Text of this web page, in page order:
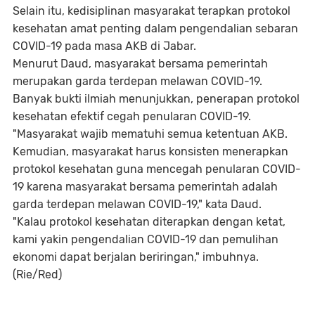
Selain itu, kedisiplinan masyarakat terapkan protokol
kesehatan amat penting dalam pengendalian sebaran
COVID-19 pada masa AKB di Jabar.
Menurut Daud, masyarakat bersama pemerintah
merupakan garda terdepan melawan COVID-19.
Banyak bukti ilmiah menunjukkan, penerapan protokol
kesehatan efektif cegah penularan COVID-19.
"Masyarakat wajib mematuhi semua ketentuan AKB.
Kemudian, masyarakat harus konsisten menerapkan
protokol kesehatan guna mencegah penularan COVID-
19 karena masyarakat bersama pemerintah adalah
garda terdepan melawan COVID-19," kata Daud.
"Kalau protokol kesehatan diterapkan dengan ketat,
kami yakin pengendalian COVID-19 dan pemulihan
ekonomi dapat berjalan beriringan," imbuhnya.
(Rie/Red)